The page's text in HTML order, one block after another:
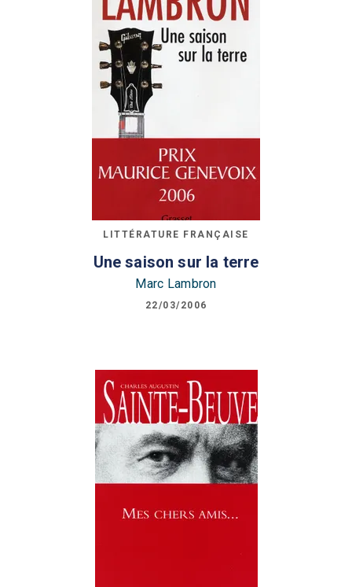
LITTÉRATURE FRANÇAISE
Une saison sur la terre
Marc Lambron
22/03/2006